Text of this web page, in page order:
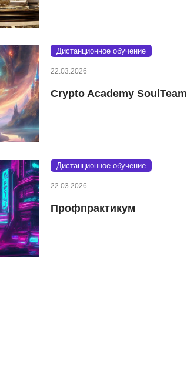
Дистанционное обучение
22.03.2026
Crypto Academy SoulTeam
Дистанционное обучение
22.03.2026
Профпрактикум